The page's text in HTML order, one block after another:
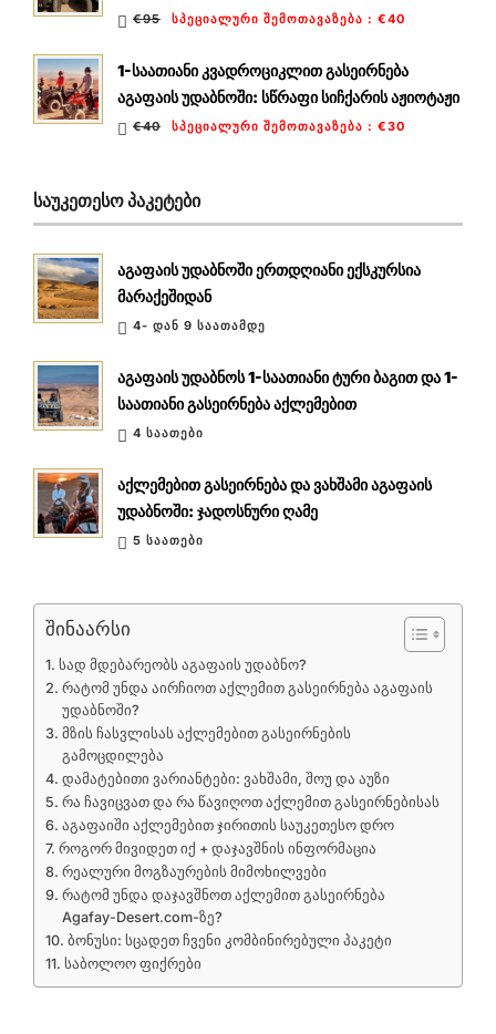
€95 ᲡᲞᲔᲪᲘᲐᲚᲣᲠᲘ ᲨᲔᲛᲝᲗᲐᲕᲐᲖᲔᲑᲐ : €40
1-საათიანი კვადროციკლით გასეირნება
აგაფაის უდაბნოში: სწრაფი სიჩქარის აჟიოტაჟი
€40 ᲡᲞᲔᲪᲘᲐᲚᲣᲠᲘ ᲨᲔᲛᲝᲗᲐᲕᲐᲖᲔᲑᲐ : €30
ᲡᲐᲣᲙᲔᲗᲔᲡᲝ ᲞᲐᲙᲔᲢᲔᲑᲘ
აგაფაის უდაბნოში ერთდღიანი ექსკურსია
მარაქეშიდან
4- ᲓᲐᲜ 9 ᲡᲐᲐᲗᲐᲛᲓᲔ
აგაფაის უდაბნოს 1-საათიანი ტური ბაგით და 1-
საათიანი გასეირნება აქლემებით
4 ᲡᲐᲐᲗᲔᲑᲘ
აქლემებით გასეირნება და ვახშამი აგაფაის
უდაბნოში: ჯადოსნური ღამე
5 ᲡᲐᲐᲗᲔᲑᲘ
შინაარსი
სად მდებარეობს აგაფაის უდაბნო?
რატომ უნდა აირჩიოთ აქლემით გასეირნება აგაფაის
უდაბნოში?
მზის ჩასვლისას აქლემებით გასეირნების
გამოცდილება
დამატებითი ვარიანტები: ვახშამი, შოუ და აუზი
რა ჩავიცვათ და რა წავიღოთ აქლემით გასეირნებისას
აგაფაიში აქლემებით ჯირითის საუკეთესო დრო
როგორ მივიდეთ იქ + დაჯავშნის ინფორმაცია
რეალური მოგზაურების მიმოხილვები
რატომ უნდა დაჯავშნოთ აქლემით გასეირნება
Agafay-Desert.com-ზე?
ბონუსი: სცადეთ ჩვენი კომბინირებული პაკეტი
საბოლოო ფიქრები